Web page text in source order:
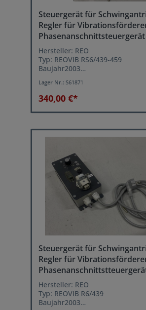
Steuergerät für
Regler für
Phasenanschnittsteuergerät
Hersteller: REO
Typ: REOVIB RS6/439-459
Baujahr2003
Ausgangsspannung: 40...210 V
einstellbar
Laststrom: max. 6 Amp.
Betriebsarten: 1. symmetrischer
doppelte Netzfrequenz) / 2.
asymmetrischer
Lager Nr.: S61871
340,00 €*
Steuergerät für
Regler für
Hersteller: REO
Typ: REOVIB R6/439
Baujahr2003